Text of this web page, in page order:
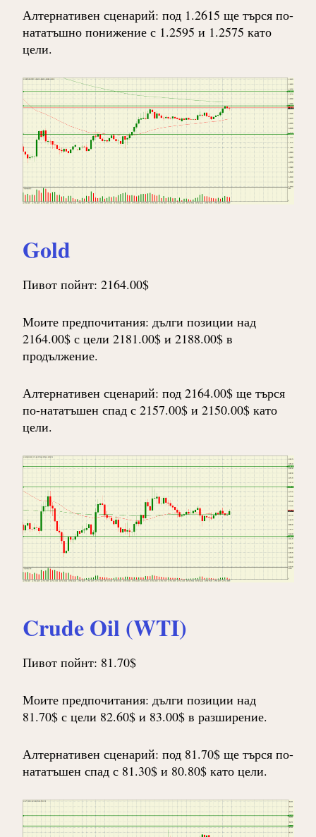
Алтернативен сценарий: под 1.2615 ще търся по-
нататъшно понижение с 1.2595 и 1.2575 като
цели.
Gold
Пивот пойнт: 2164.00$
Моите предпочитания: дълги позиции над
2164.00$ с цели 2181.00$ и 2188.00$ в
продължение.
Алтернативен сценарий: под 2164.00$ ще търся
по-нататъшен спад с 2157.00$ и 2150.00$ като
цели.
Crude Oil (WTI)
Пивот пойнт: 81.70$
Моите предпочитания: дълги позиции над
81.70$ с цели 82.60$ и 83.00$ в разширение.
Алтернативен сценарий: под 81.70$ ще търся по-
нататъшен спад с 81.30$ и 80.80$ като цели.